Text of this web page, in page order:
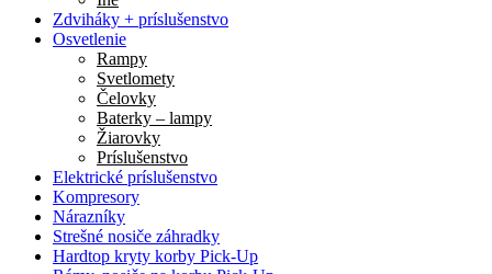
Zdviháky + príslušenstvo
Osvetlenie
Rampy
Svetlomety
Čelovky
Baterky – lampy
Žiarovky
Príslušenstvo
Elektrické príslušenstvo
Kompresory
Nárazníky
Strešné nosiče záhradky
Hardtop kryty korby Pick-Up